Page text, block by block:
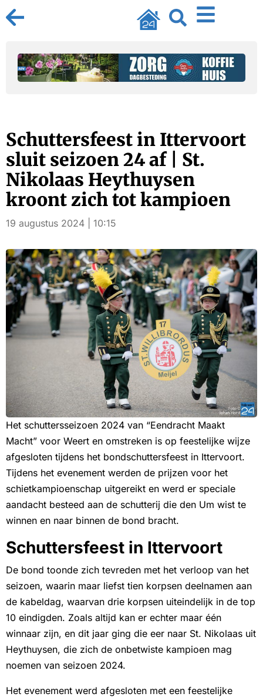
Schuttersfeest in Ittervoort
sluit seizoen 24 af | St.
Nikolaas Heythuysen
kroont zich tot kampioen
19 augustus 2024 | 10:15
Het schuttersseizoen 2024 van “Eendracht Maakt
Macht” voor Weert en omstreken is op feestelijke wijze
afgesloten tijdens het bondschuttersfeest in Ittervoort.
Tijdens het evenement werden de prijzen voor het
schietkampioenschap uitgereikt en werd er speciale
aandacht besteed aan de schutterij die den Um wist te
winnen en naar binnen de bond bracht.
Schuttersfeest in Ittervoort
De bond toonde zich tevreden met het verloop van het
seizoen, waarin maar liefst tien korpsen deelnamen aan
de kabeldag, waarvan drie korpsen uiteindelijk in de top
10 eindigden. Zoals altijd kan er echter maar één
winnaar zijn, en dit jaar ging die eer naar St. Nikolaas uit
Heythuysen, die zich de onbetwiste kampioen mag
noemen van seizoen 2024.
Het evenement werd afgesloten met een feestelijke